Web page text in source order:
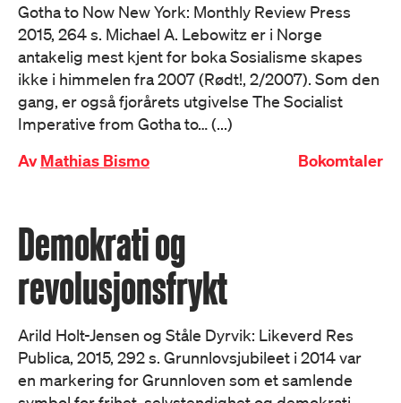
Gotha to Now New York: Monthly Review Press
2015, 264 s. Michael A. Lebowitz er i Norge
antakelig mest kjent for boka Sosialisme skapes
ikke i himmelen fra 2007 (Rødt!, 2/2007). Som den
gang, er også fjorårets utgivelse The Socialist
Imperative from Gotha to… (...)
AvMathias Bismo Bokomtaler
Demokrati og
revolusjonsfrykt
Arild Holt-Jensen og Ståle Dyrvik: Likeverd Res
Publica, 2015, 292 s. Grunnlovsjubileet i 2014 var
en markering for Grunnloven som et samlende